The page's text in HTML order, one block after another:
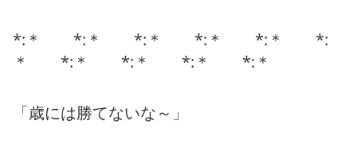
*:＊ *:＊ *:＊ *:＊ *:＊ *:
＊ *:＊ *:＊ *:＊ *:＊
「歳には勝てないな～」